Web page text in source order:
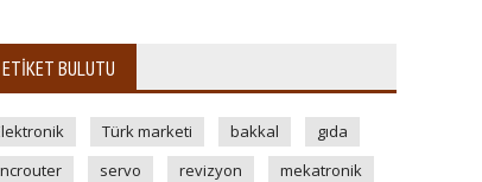
ETIKET BULUTU
Türk marketi bakkal
gıda
servo revizyon
mekatronik